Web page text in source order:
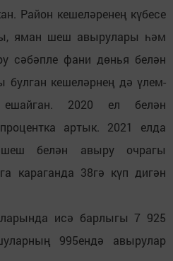
Район кешеләренең күбесе
яман шеш авырулары һәм
сәбәпле фани дөнья белән
кешеләрнең дә үлем-
2020 ел белән
артык. 2021 елда
белән авыру очрагы
караганда 38гә күп дигән
исә барлыгы 7 925
995ендә авырулар